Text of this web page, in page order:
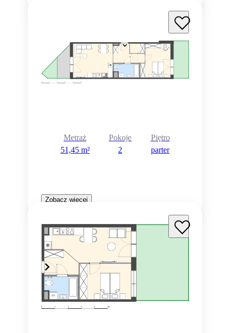
Metraż
51,45 m²
Pokoje
2
Piętro
parter
Zobacz więcej